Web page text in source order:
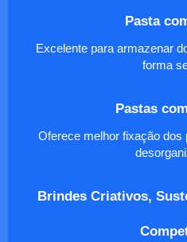
Pasta
Excelente para armazenar
forma
Pastas
Oferece melhor fixação dos
Brindes Criativos,